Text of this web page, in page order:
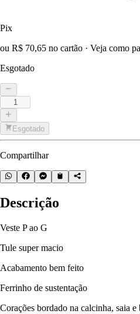
Pix
ou R$ 70,65 no cartão · Veja como
Esgotado
Esgotado
Compartilhar
Descrição
Veste P ao G
Tule super macio
Acabamento bem feito
Ferrinho de sustentação
Corações bordado na calcinha, saia e